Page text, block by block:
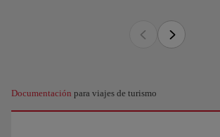
Documentación para viajes de turismo